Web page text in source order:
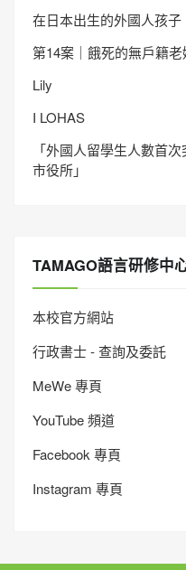
在日本出生的外國人孩子
第14案｜餓死的無戶籍老
Lily
I LOHAS
「外國人留學生人數首
市役所」
TAMAGO語言研修中
本校官方網站
行政書士 - 查詢及委託
MeWe 專頁
YouTube 頻道
Facebook 專頁
Instagram 專頁